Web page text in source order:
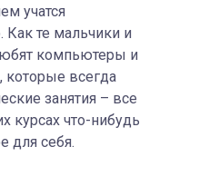
учатся
те мальчики и
компьютеры и
которые всегда
занятия – все
курсах что-нибудь
для себя.